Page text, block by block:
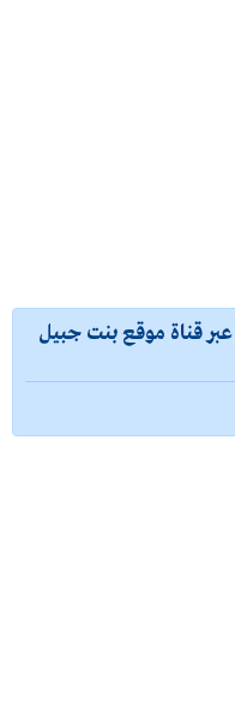
قناة موقع بنت جبيل